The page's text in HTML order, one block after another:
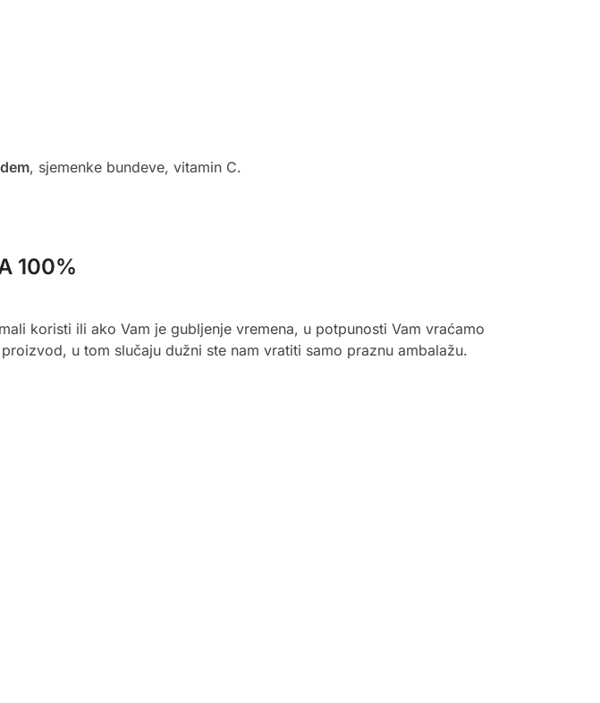
, sjemenke bundeve, vitamin C.
100%
koristi ili ako Vam je gubljenje vremena, u potpunosti Vam vraćamo
u tom slučaju dužni ste nam vratiti samo praznu ambalažu.